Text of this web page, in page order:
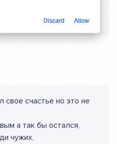
свое счастье но это не
а так бы остался,
чужих,
Discard Allow